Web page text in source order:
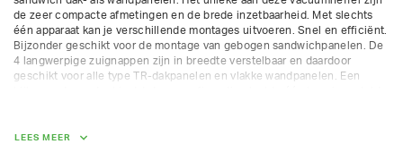
de zeer compacte afmetingen en de brede inzetbaarheid. Met slechts
één apparaat kan je verschillende montages uitvoeren. Snel en efficiënt.
Bijzonder geschikt voor de montage van gebogen sandwichpanelen. De
4 langwerpige zuignappen zijn in breedte verstelbaar en daardoor
geschikt voor alle type TR-dakpanelen en vlakke wandpanelen. Een
Deze vacuum hefunit kan je online huren, maar is bij afhalen enkel
LEES MEER